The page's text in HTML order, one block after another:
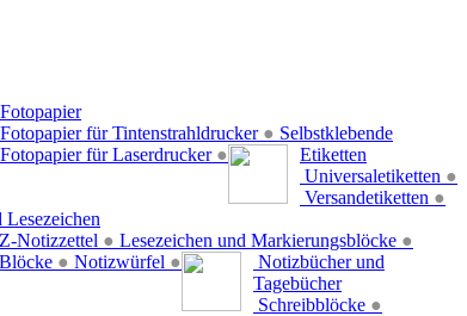
Fotopapier
Fotopapier für Tintenstrahldrucker ●
Fotopapier für Laserdrucker ●
Selbstklebende
Etiketten
Universaletiketten ●
Versandetiketten ●
Notizzettel ● Lesezeichen und Markierungsblöcke ●
● Notizwürfel ●
Notizbücher und
Tagebücher
Schreibblöcke ●